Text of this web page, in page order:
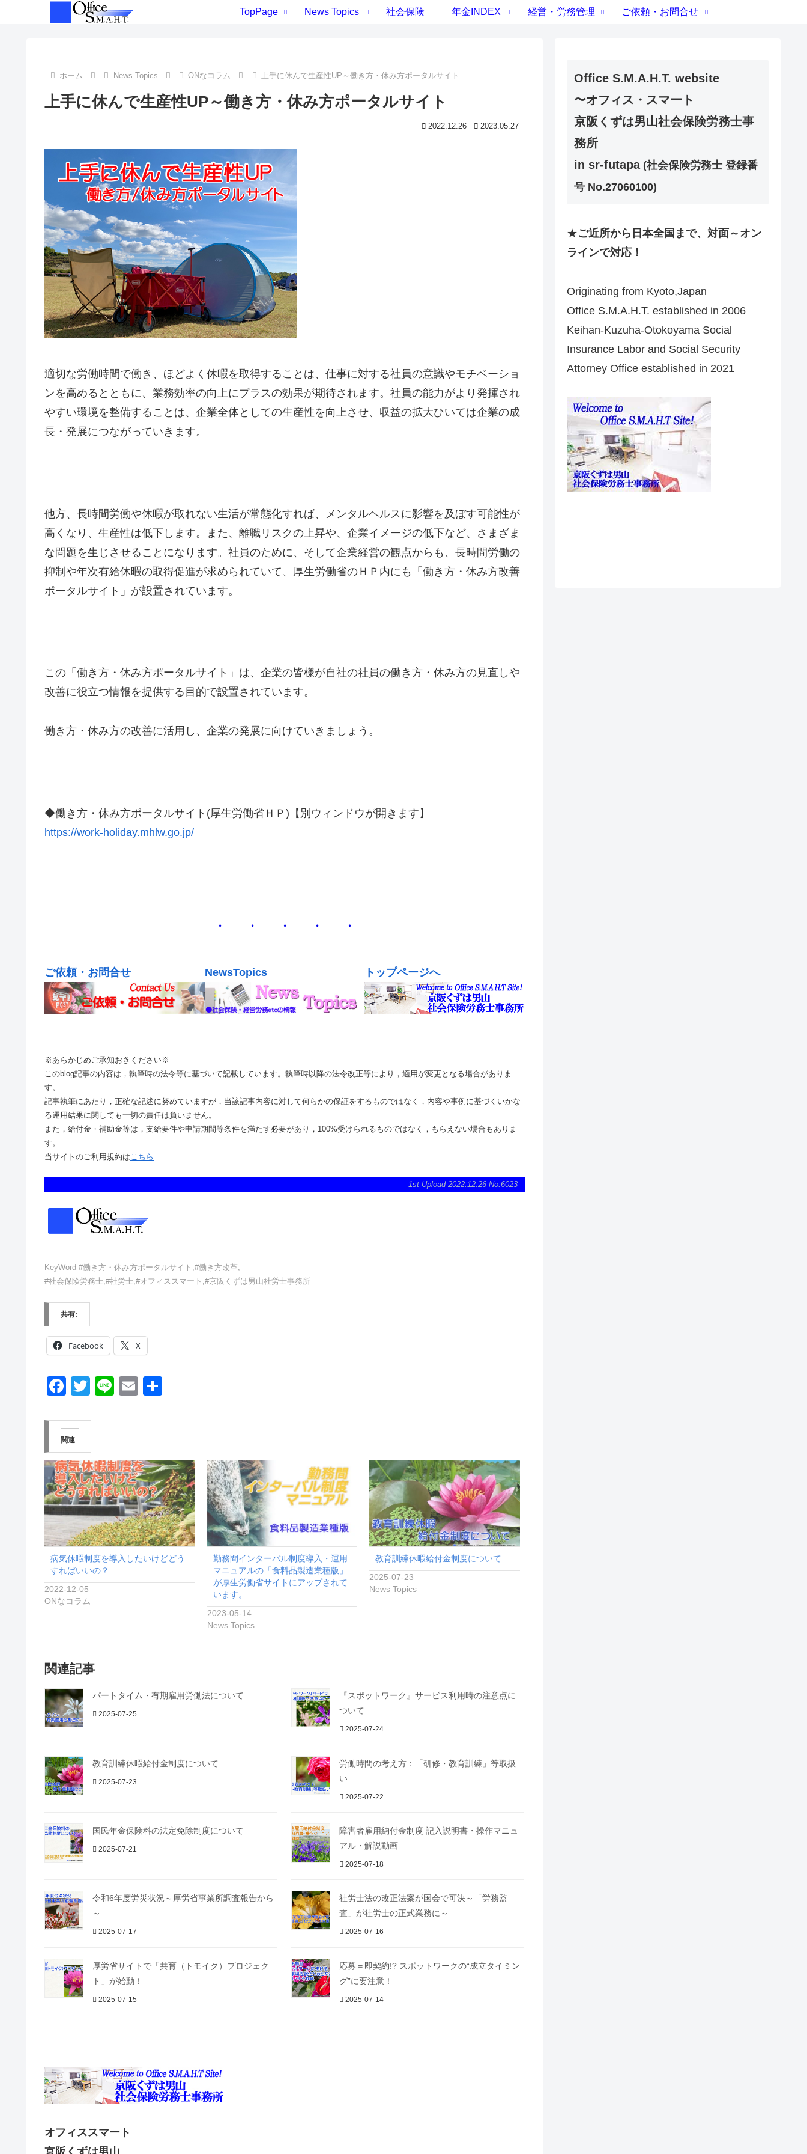
TopPage News Topics 社会保険 年金INDEX 経営・労務管理 ご依頼・お問合せ
ホーム News Topics ONなコラム 上手に休んで生産性UP～働き方・休み方ポータルサイト
上手に休んで生産性UP～働き方・休み方ポータルサイト
2022.12.26 2023.05.27
適切な労働時間で働き、ほどよく休暇を取得することは、仕事に対する社員の意識やモチベーショ
ンを高めるとともに、業務効率の向上にプラスの効果が期待されます。社員の能力がより発揮され
やすい環境を整備することは、企業全体としての生産性を向上させ、収益の拡大ひいては企業の成
長・発展につながっていきます。
他方、長時間労働や休暇が取れない生活が常態化すれば、メンタルヘルスに影響を及ぼす可能性が
高くなり、生産性は低下します。また、離職リスクの上昇や、企業イメージの低下など、さまざま
な問題を生じさせることになります。社員のために、そして企業経営の観点からも、長時間労働の
抑制や年次有給休暇の取得促進が求められていて、厚生労働省のＨＰ内にも「働き方・休み方改善
ポータルサイト」が設置されています。
この「働き方・休み方ポータルサイト」は、企業の皆様が自社の社員の働き方・休み方の見直しや
改善に役立つ情報を提供する目的で設置されています。
働き方・休み方の改善に活用し、企業の発展に向けていきましょう。
◆働き方・休み方ポータルサイト(厚生労働省ＨＰ)【別ウィンドウが開きます】
https://work-holiday.mhlw.go.jp/
・ ・ ・ ・ ・
ご依頼・お問合せ NewsTopics トップページへ
※あらかじめご承知おきください※
このblog記事の内容は，執筆時の法令等に基づいて記載しています。執筆時以降の法令改正等により，適用が変更となる場合がありま
す。
記事執筆にあたり，正確な記述に努めていますが，当該記事内容に対して何らかの保証をするものではなく，内容や事例に基づくいかな
る運用結果に関しても一切の責任は負いません。
また，給付金・補助金等は，支給要件や申請期間等条件を満たす必要があり，100%受けられるものではなく，もらえない場合もありま
す。
当サイトのご利用規約は こちら
1st Upload 2022.12.26 No.6023
KeyWord #働き方・休み方ポータルサイト,#働き方改革,
#社会保険労務士,#社労士,#オフィススマート,#京阪くずは男山社労士事務所
共有:
Facebook X
F
c
e
b
o
o
k
T
tt
Li
E
関連
病気休暇制度を導入したいけどどう
すればいいの？
2022-12-05
ONなコラム
勤務間インターバル制度導入・運用
マニュアルの「食料品製造業種版」
が厚生労働省サイトにアップされて
います。
2023-05-14
News Topics
教育訓練休暇給付金制度について
2025-07-23
News Topics
関連記事
パートタイム・有期雇用労働法について
2025-07-25
『スポットワーク』サービス利用時の注意点に
ついて
2025-07-24
教育訓練休暇給付金制度について
2025-07-23
労働時間の考え方：「研修・教育訓練」等取扱
い
2025-07-22
国民年金保険料の法定免除制度について
2025-07-21
障害者雇用納付金制度 記入説明書・操作マニュ
アル・解説動画
2025-07-18
令和6年度労災状況～厚労省事業所調査報告から
～
2025-07-17
社労士法の改正法案が国会で可決～「労務監
査」が社労士の正式業務に～
2025-07-16
厚労省サイトで「共育（トモイク）プロジェク
ト」が始動！
2025-07-15
応募＝即契約!? スポットワークの“成立タイミン
グ”に要注意！
2025-07-14
オフィススマート
京阪くずは男山
Office S.M.A.H.T. website
〜オフィス・スマート
京阪くずは男山社会保険労務士事
務所
in sr-futapa(社会保険労務士 登録番
号 No.27060100)
★ご近所から日本全国まで、対面～オン
ラインで対応！
Originating from Kyoto,Japan
Office S.M.A.H.T. established in 2006
Keihan-Kuzuha-Otokoyama Social
Insurance Labor and Social Security
Attorney Office established in 2021